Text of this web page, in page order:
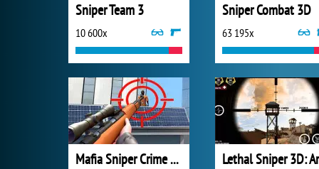
Sniper Team 3
10 600x
Sniper Combat 3D
63 195x
Mafia Sniper Crime Shooting